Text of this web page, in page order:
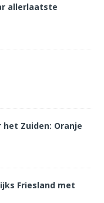
allerlaatste
Zuiden: Oranje
Friesland met